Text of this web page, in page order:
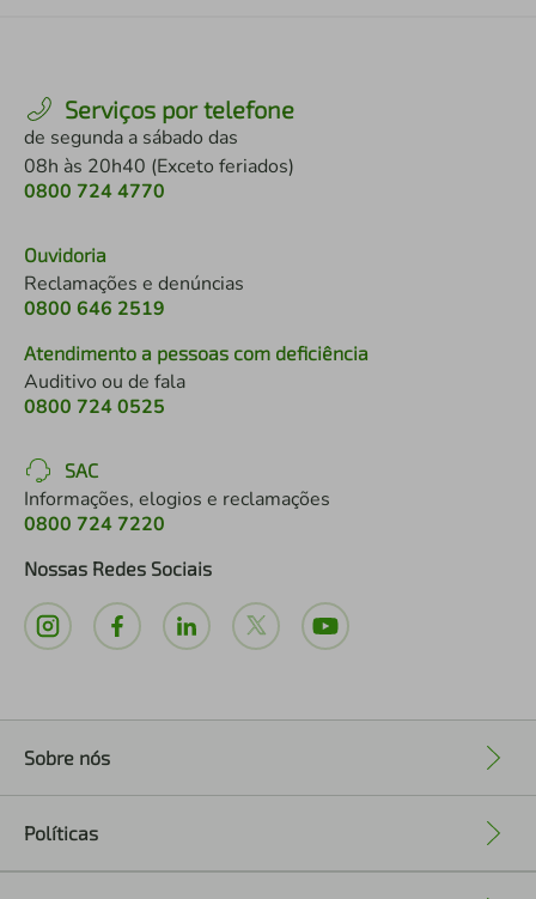
Serviços por telefone
de segunda a sábado das
08h às 20h40 (Exceto feriados)
0800 724 4770
Ouvidoria
Reclamações e denúncias
0800 646 2519
Atendimento a pessoas com deficiência
Auditivo ou de fala
0800 724 0525
SAC
Informações, elogios e reclamações
0800 724 7220
Nossas Redes Sociais
Sobre nós
Políticas